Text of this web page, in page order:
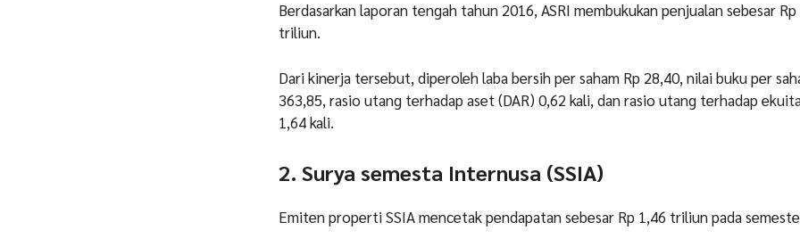
Berdasarkan laporan tengah tahun 2016, ASRI membukukan penjualan sebesar
triliun.
Dari kinerja tersebut, diperoleh laba bersih per saham Rp 28,40, nilai buku per
363,85, rasio utang terhadap aset (DAR) 0,62 kali, dan rasio utang terhadap
1,64 kali.
2. Surya semesta Internusa (SSIA)
Emiten properti SSIA mencetak pendapatan sebesar Rp 1,46 triliun pada